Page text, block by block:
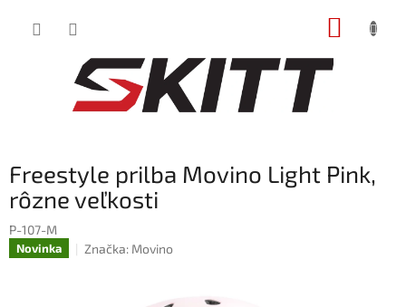
Freestyle prilba Movino Light Pink,
rôzne veľkosti
P-107-M
Novinka Značka: Movino